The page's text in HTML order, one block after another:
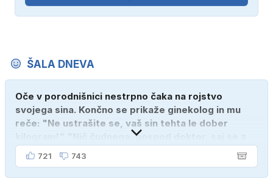
ŠALA DNEVA
Oče v porodnišnici nestrpno čaka na rojstvo
svojega sina. Končno se prikaže ginekolog in mu
reče: "Ne ustrašite se, vaš sin tehta le dober
kilogram!" "Nič čudnega, gospod doktor, saj se z
ženo poznava šele tri mesece."
721 743